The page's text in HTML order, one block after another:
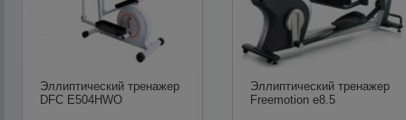
Эллиптический тренажер
DFC E504HWO
Эллиптический тренажер
Freemotion e8.5